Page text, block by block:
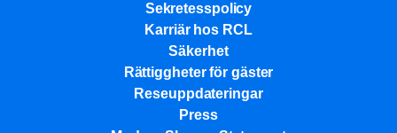
Sekretesspolicy
Karriär hos RCL
Säkerhet
Rättiggheter för gäster
Reseuppdateringar​
Press